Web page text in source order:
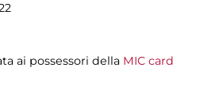
ai possessori della MIC card